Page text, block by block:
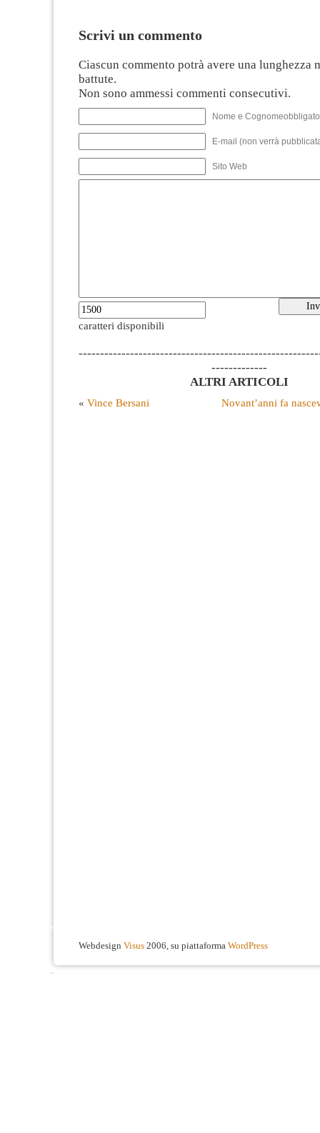
Scrivi un commento
Ciascun commento potrà avere una lunghezza
battute.
Non sono ammessi commenti consecutivi.
Nome e
E-mail (non verrà
Sito Web
caratteri disponibili
-------------
ALTRI ARTICOLI
« Vince Bersani Novant’anni fa
Webdesign Visus 2006, su piattaforma WordPress